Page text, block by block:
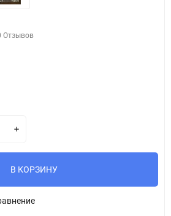
Отзывов
В КОРЗИНУ